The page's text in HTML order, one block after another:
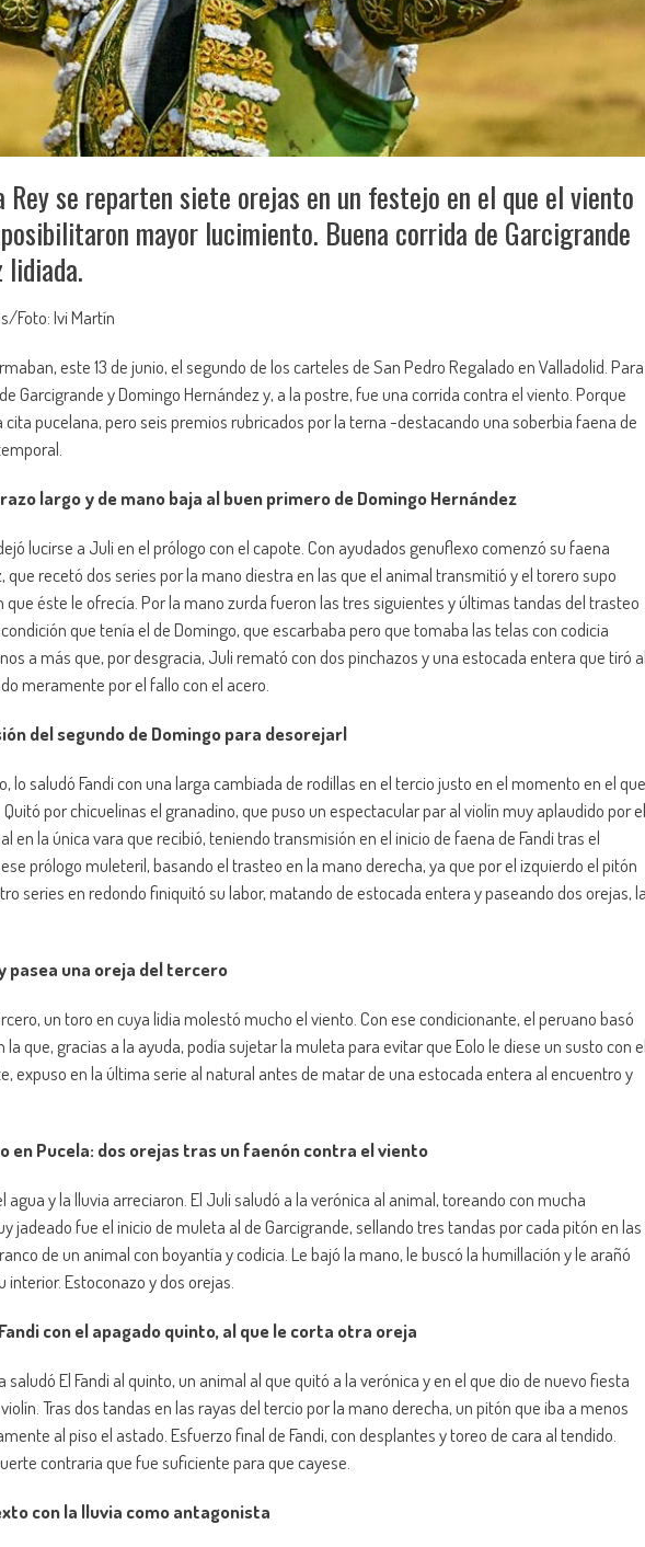
Rey se reparten siete orejas en un festejo en el que el viento
mayor lucimiento. Buena corrida de Garcigrande
lidiada.
Foto: Ivi Martín
este 13 de junio, el segundo de los carteles de San Pedro Regalado en Valladolid. Para
Garcigrande y Domingo Hernández y, a la postre, fue una corrida contra el viento. Porque
pucelana, pero seis premios rubricados por la terna -destacando una soberbia faena de
largo y de mano baja al buen primero de Domingo Hernández
lucirse a Juli en el prólogo con el capote. Con ayudados genuflexo comenzó su faena
que recetó dos series por la mano diestra en las que el animal transmitió y el torero supo
éste le ofrecía. Por la mano zurda fueron las tres siguientes y últimas tandas del trasteo
que tenía el de Domingo, que escarbaba pero que tomaba las telas con codicia
a más que, por desgracia, Juli remató con dos pinchazos y una estocada entera que tiró
meramente por el fallo con el acero.
del segundo de Domingo para desorejarl
lo saludó Fandi con una larga cambiada de rodillas en el tercio justo en el momento en el que
por chicuelinas el granadino, que puso un espectacular par al violín muy aplaudido por el
en la única vara que recibió, teniendo transmisión en el inicio de faena de Fandi tras el
prólogo muleteril, basando el trasteo en la mano derecha, ya que por el izquierdo el pitón
series en redondo finiquitó su labor, matando de estocada entera y paseando dos orejas,
pasea una oreja del tercero
un toro en cuya lidia molestó mucho el viento. Con ese condicionante, el peruano basó
que, gracias a la ayuda, podía sujetar la muleta para evitar que Eolo le diese un susto con
expuso en la última serie al natural antes de matar de una estocada entera al encuentro y
en Pucela: dos orejas tras un faenón contra el viento
agua y la lluvia arreciaron. El Juli saludó a la verónica al animal, toreando con mucha
jadeado fue el inicio de muleta al de Garcigrande, sellando tres tandas por cada pitón en las
de un animal con boyantía y codicia. Le bajó la mano, le buscó la humillación y le arañó
Estoconazo y dos orejas.
con el apagado quinto, al que le corta otra oreja
El Fandi al quinto, un animal al que quitó a la verónica y en el que dio de nuevo fiesta
Tras dos tandas en las rayas del tercio por la mano derecha, un pitón que iba a menos
al piso el astado. Esfuerzo final de Fandi, con desplantes y toreo de cara al tendido.
contraria que fue suficiente para que cayese.
con la lluvia como antagonista